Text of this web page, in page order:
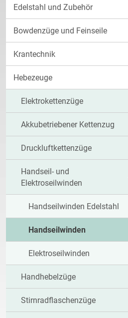
Edelstahl und Zubehör
Bowdenzüge und Feinseile
Krantechnik
Hebezeuge
Elektrokettenzüge
Akkubetriebener Kettenzug
Druckluftkettenzüge
Handseil- und
Elektroseilwinden
Handseilwinden Edelstahl
Handseilwinden
Elektroseilwinden
Handhebelzüge
Stirnradflaschenzüge